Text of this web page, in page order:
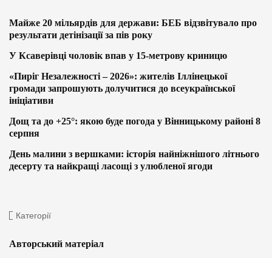
Майже 20 мільярдів для держави: БЕБ відзвітувало про
результати детінізації за пів року
У Ксаверівці чоловік впав у 15-метрову криницю
«Пиріг Незалежності – 2026»: жителів Іллінецької
громади запрошують долучитися до всеукраїнської
ініціативи
Дощ та до +25°: якою буде погода у Вінницькому районі 8
серпня
День малини з вершками: історія найніжнішого літнього
десерту та найкращі ласощі з улюбленої ягоди
Категорії
Авторський матеріал